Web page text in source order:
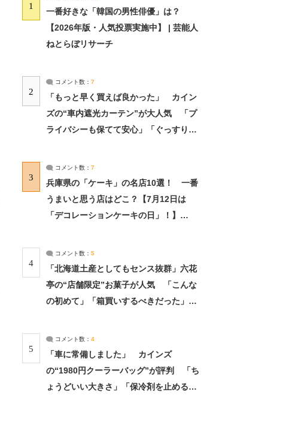
1
一番好きな「韓国の男性俳優」は？
【2026年版・人気投票実施中】 | 芸能人
ねとらぼリサーチ
2
コメント数： 7
「もっと早く買えば良かった」 カイン
ズの“車内遮光カーテン”が大人気 「プ
ライバシーも保てて安心」「ぐっすり眠
3
コメント数： 7
兵庫県の「ケーキ」の名店10選！ 一番
うまいと思う店はどこ？【7月12日は
「デコレーションケーキの日」！】
4
コメント数： 5
「北海道土産としてもセンス抜群」六花
亭の“店舗限定”お菓子が人気 「こんな
の初めて」「箱買いするべきだった」
5
コメント数： 4
「車に常備しました」 カインズ
の“1980円クーラーバッグ”が評判 「ち
ょうどいい大きさ」「保冷剤を止めるベ